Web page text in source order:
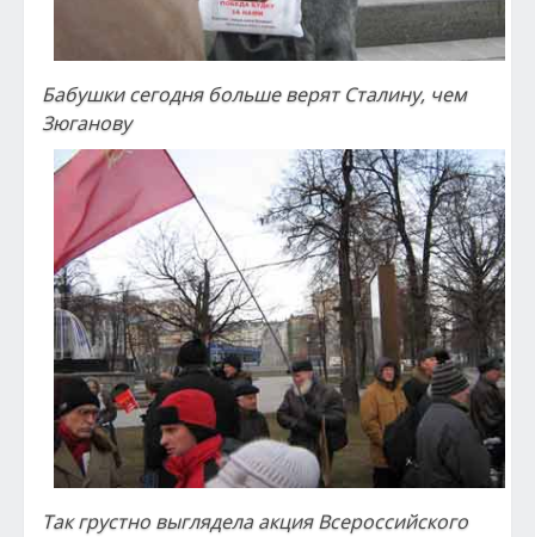
Бабушки сегодня больше верят Сталину, чем
Зюганову
Так грустно выглядела акция Всероссийского